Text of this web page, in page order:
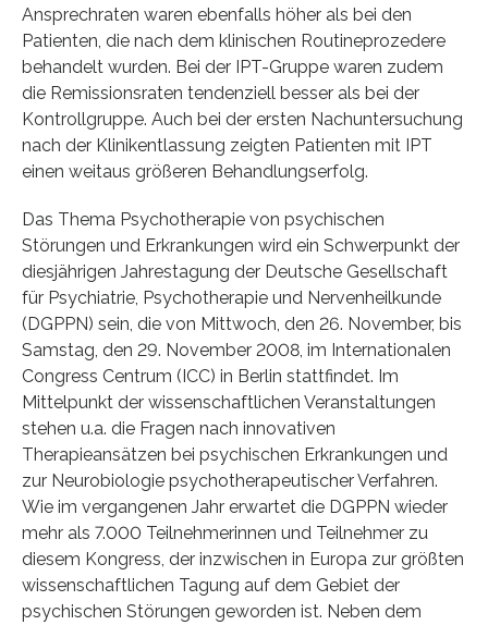
Ansprechraten waren ebenfalls höher als bei den
Patienten, die nach dem klinischen Routineprozedere
behandelt wurden. Bei der IPT-Gruppe waren zudem
die Remissionsraten tendenziell besser als bei der
Kontrollgruppe. Auch bei der ersten Nachuntersuchung
nach der Klinikentlassung zeigten Patienten mit IPT
einen weitaus größeren Behandlungserfolg.
Das Thema Psychotherapie von psychischen
Störungen und Erkrankungen wird ein Schwerpunkt der
diesjährigen Jahrestagung der Deutsche Gesellschaft
für Psychiatrie, Psychotherapie und Nervenheilkunde
(DGPPN) sein, die von Mittwoch, den 26. November, bis
Samstag, den 29. November 2008, im Internationalen
Congress Centrum (ICC) in Berlin stattfindet. Im
Mittelpunkt der wissenschaftlichen Veranstaltungen
stehen u.a. die Fragen nach innovativen
Therapieansätzen bei psychischen Erkrankungen und
zur Neurobiologie psychotherapeutischer Verfahren.
Wie im vergangenen Jahr erwartet die DGPPN wieder
mehr als 7.000 Teilnehmerinnen und Teilnehmer zu
diesem Kongress, der inzwischen in Europa zur größten
wissenschaftlichen Tagung auf dem Gebiet der
psychischen Störungen geworden ist. Neben dem